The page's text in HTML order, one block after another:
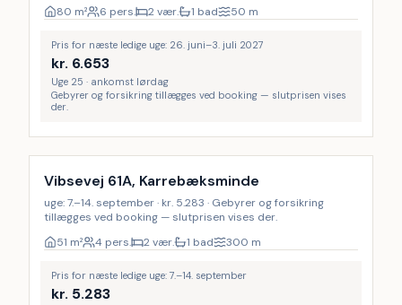
80 m² 6 pers. 2 vær. 1 bad 50 m
Pris for næste ledige uge: 26. juni–3. juli 2027
kr. 6.653
Uge 25 · ankomst lørdag
Gebyrer og forsikring tillægges ved booking — slutprisen vises
der.
Vibsevej 61A, Karrebæksminde
uge: 7.–14. september · kr. 5.283 · Gebyrer og forsikring
tillægges ved booking — slutprisen vises der.
51 m² 4 pers. 2 vær. 1 bad 300 m
Pris for næste ledige uge: 7.–14. september
kr. 5.283